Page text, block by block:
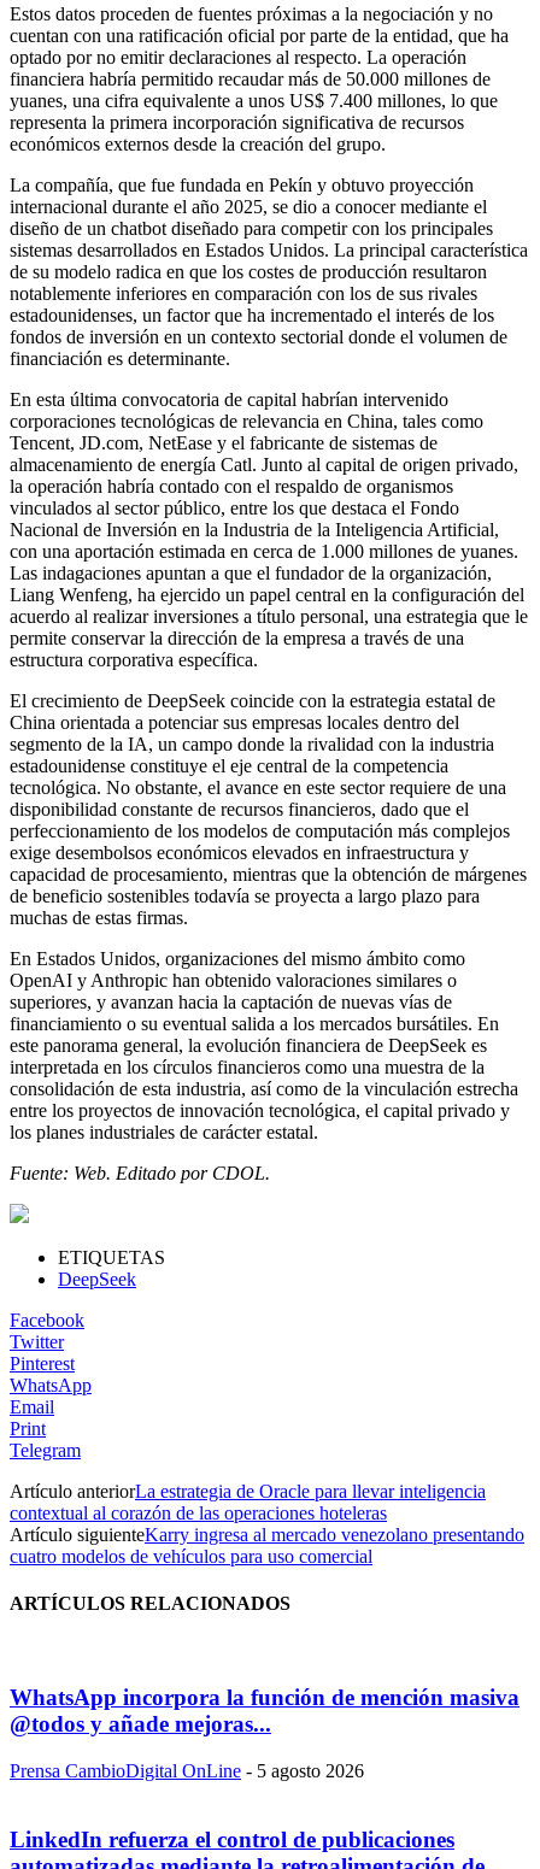
Estos datos proceden de fuentes próximas a la negociación y no
cuentan con una ratificación oficial por parte de la entidad, que ha
optado por no emitir declaraciones al respecto. La operación
financiera habría permitido recaudar más de 50.000 millones de
yuanes, una cifra equivalente a unos US$ 7.400 millones, lo que
representa la primera incorporación significativa de recursos
económicos externos desde la creación del grupo.
La compañía, que fue fundada en Pekín y obtuvo proyección
internacional durante el año 2025, se dio a conocer mediante el
diseño de un chatbot diseñado para competir con los principales
sistemas desarrollados en Estados Unidos. La principal característica
de su modelo radica en que los costes de producción resultaron
notablemente inferiores en comparación con los de sus rivales
estadounidenses, un factor que ha incrementado el interés de los
fondos de inversión en un contexto sectorial donde el volumen de
financiación es determinante.
En esta última convocatoria de capital habrían intervenido
corporaciones tecnológicas de relevancia en China, tales como
Tencent, JD.com, NetEase y el fabricante de sistemas de
almacenamiento de energía Catl. Junto al capital de origen privado,
la operación habría contado con el respaldo de organismos
vinculados al sector público, entre los que destaca el Fondo
Nacional de Inversión en la Industria de la Inteligencia Artificial,
con una aportación estimada en cerca de 1.000 millones de yuanes.
Las indagaciones apuntan a que el fundador de la organización,
Liang Wenfeng, ha ejercido un papel central en la configuración del
acuerdo al realizar inversiones a título personal, una estrategia que le
permite conservar la dirección de la empresa a través de una
estructura corporativa específica.
El crecimiento de DeepSeek coincide con la estrategia estatal de
China orientada a potenciar sus empresas locales dentro del
segmento de la IA, un campo donde la rivalidad con la industria
estadounidense constituye el eje central de la competencia
tecnológica. No obstante, el avance en este sector requiere de una
disponibilidad constante de recursos financieros, dado que el
perfeccionamiento de los modelos de computación más complejos
exige desembolsos económicos elevados en infraestructura y
capacidad de procesamiento, mientras que la obtención de márgenes
de beneficio sostenibles todavía se proyecta a largo plazo para
muchas de estas firmas.
En Estados Unidos, organizaciones del mismo ámbito como
OpenAI y Anthropic han obtenido valoraciones similares o
superiores, y avanzan hacia la captación de nuevas vías de
financiamiento o su eventual salida a los mercados bursátiles. En
este panorama general, la evolución financiera de DeepSeek es
interpretada en los círculos financieros como una muestra de la
consolidación de esta industria, así como de la vinculación estrecha
entre los proyectos de innovación tecnológica, el capital privado y
los planes industriales de carácter estatal.
Fuente: Web. Editado por CDOL.
ETIQUETAS
DeepSeek
Facebook
Twitter
Pinterest
WhatsApp
Email
Print
Telegram
Artículo anteriorLa estrategia de Oracle para llevar inteligencia
contextual al corazón de las operaciones hoteleras
Artículo siguienteKarry ingresa al mercado venezolano presentando
cuatro modelos de vehículos para uso comercial
ARTÍCULOS RELACIONADOS
WhatsApp incorpora la función de mención masiva
@todos y añade mejoras...
Prensa CambioDigital OnLine - 5 agosto 2026
LinkedIn refuerza el control de publicaciones